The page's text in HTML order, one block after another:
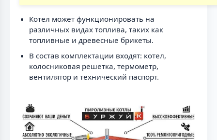
Котел может функционировать на
различных видах топлива, таких как
топливные и древесные брикеты.
В состав комплектации входят: котел,
колосниковая решетка, термометр,
вентилятор и технический паспорт.